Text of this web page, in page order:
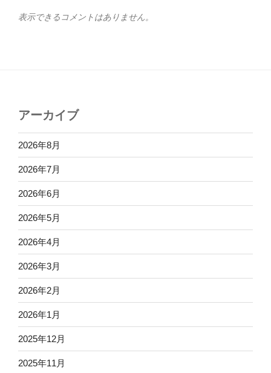
表示できるコメントはありません。
アーカイブ
2026年8月
2026年7月
2026年6月
2026年5月
2026年4月
2026年3月
2026年2月
2026年1月
2025年12月
2025年11月